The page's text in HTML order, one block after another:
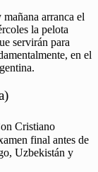
arranca el
la pelota
servirán para
en el
Cristiano
final antes de
Uzbekistán y